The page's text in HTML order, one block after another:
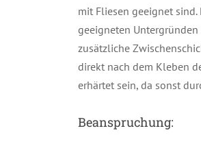
mit Fliesen geeignet
geeigneten
zusätzliche
direkt nach dem Kleben
erhärtet sein, da sonst
Beanspruchung: